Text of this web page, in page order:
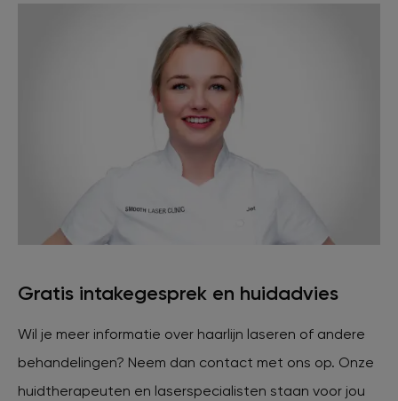
Gratis intakegesprek en huidadvies
Wil je meer informatie over haarlijn laseren of andere
behandelingen? Neem dan contact met ons op. Onze
huidtherapeuten en laserspecialisten staan voor jou